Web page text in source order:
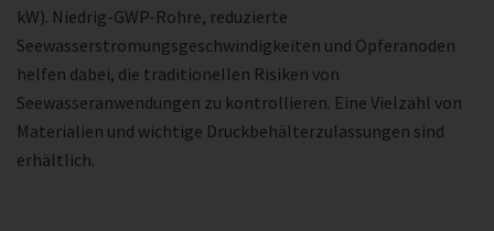
kW). Niedrig-GWP-Rohre, reduzierte
Seewasserströmungsgeschwindigkeiten und Opferanoden
helfen dabei, die traditionellen Risiken von
Seewasseranwendungen zu kontrollieren. Eine Vielzahl von
Materialien und wichtige Druckbehälterzulassungen sind
erhältlich.